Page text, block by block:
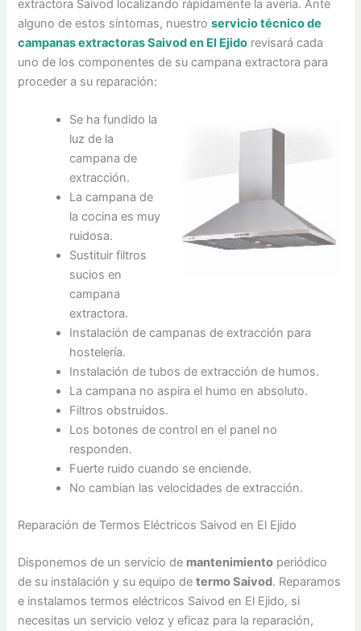
extractora Saivod localizando rápidamente la avería. Ante
alguno de estos síntomas, nuestroservicio técnico de
campanas extractoras Saivod en El Ejido revisará cada
uno de los componentes de su campana extractora para
proceder a su reparación:
Se ha fundido la
luz de la
campana de
extracción.
La campana de
la cocina es muy
ruidosa.
Sustituir filtros
sucios en
campana
extractora.
Instalación de campanas de extracción para
hostelería.
Instalación de tubos de extracción de humos.
La campana no aspira el humo en absoluto.
Filtros obstruidos.
Los botones de control en el panel no
responden.
Fuerte ruido cuando se enciende.
No cambian las velocidades de extracción.
Reparación de Termos Eléctricos Saivod en El Ejido
Disponemos de un servicio de mantenimiento periódico
de su instalación y su equipo determo Saivod. Reparamos
e instalamos termos eléctricos Saivod en El Ejido, si
necesitas un servicio veloz y eficaz para la reparación,